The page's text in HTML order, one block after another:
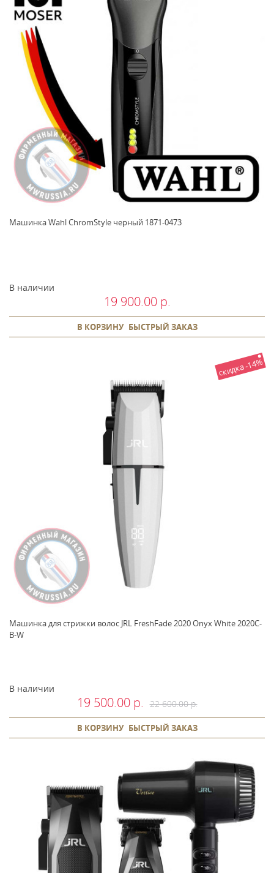
Машинка Wahl ChromStyle черный 1871-0473
В наличии
19 900.00 р.
В КОРЗИНУ БЫСТРЫЙ ЗАКАЗ
скидка -14%
Машинка для стрижки волос JRL FreshFade 2020 Onyx White 2020C-
B-W
В наличии
19 500.00 р. 22 600.00 р.
В КОРЗИНУ БЫСТРЫЙ ЗАКАЗ